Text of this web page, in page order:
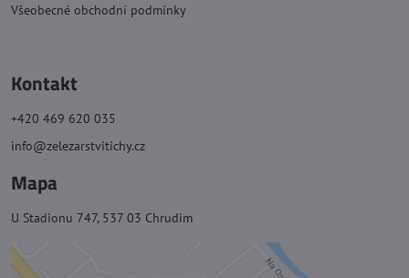
Všeobecné obchodní podmínky
Kontakt
+420 469 620 035
info@zelezarstvitichy.cz
Mapa
U Stadionu 747, 537 03 Chrudim